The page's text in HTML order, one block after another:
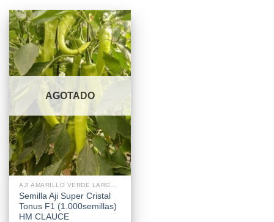
AGOTADO
AJI AMARILLO VERDE LARGO PICANTE PARA INVERNADERO Y AIRE LIBRE
Semilla Aji Super Cristal
Tonus F1 (1.000semillas)
HM CLAUCE